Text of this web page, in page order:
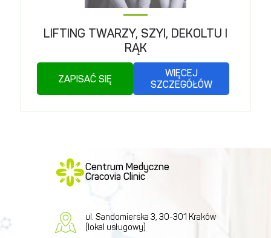
LIFTING TWARZY, SZYI, DEKOLTU I
RĄK
ZAPISAĆ SIĘ
WIĘCEJ
SZCZEGÓŁÓW
Centrum Medyczne
Cracovia Clinic
ul. Sandomierska 3, 30-301 Kraków
(lokal usługowy)